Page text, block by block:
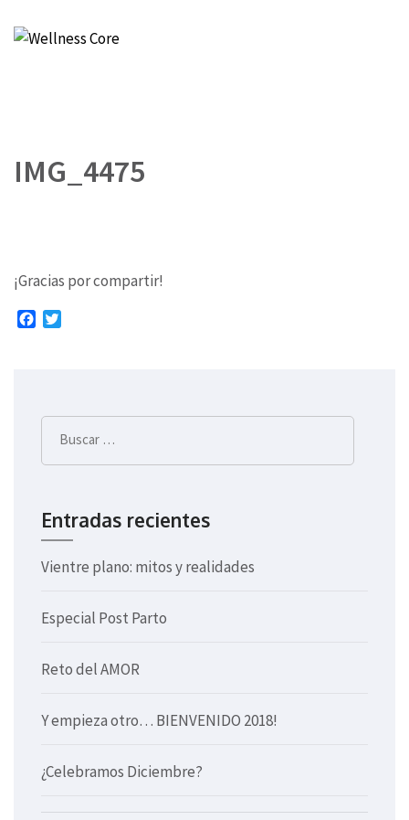
IMG_4475
¡Gracias por compartir!
Facebook
Buscar:
Entradas recientes
Vientre plano: mitos y realidades
Especial Post Parto
Reto del AMOR
Y empieza otro… BIENVENIDO 2018!
¿Celebramos Diciembre?